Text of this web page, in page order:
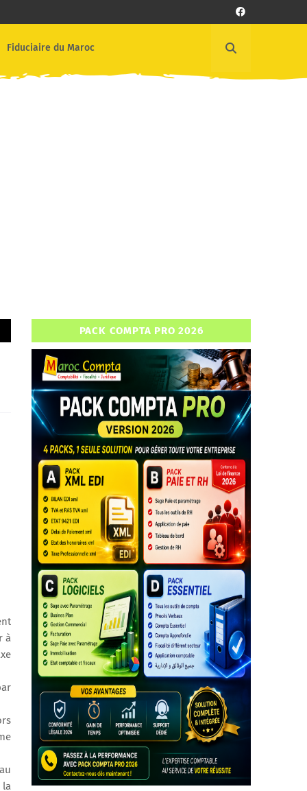
Fiduciaire du Maroc
à
la
PACK COMPTA PRO 2026